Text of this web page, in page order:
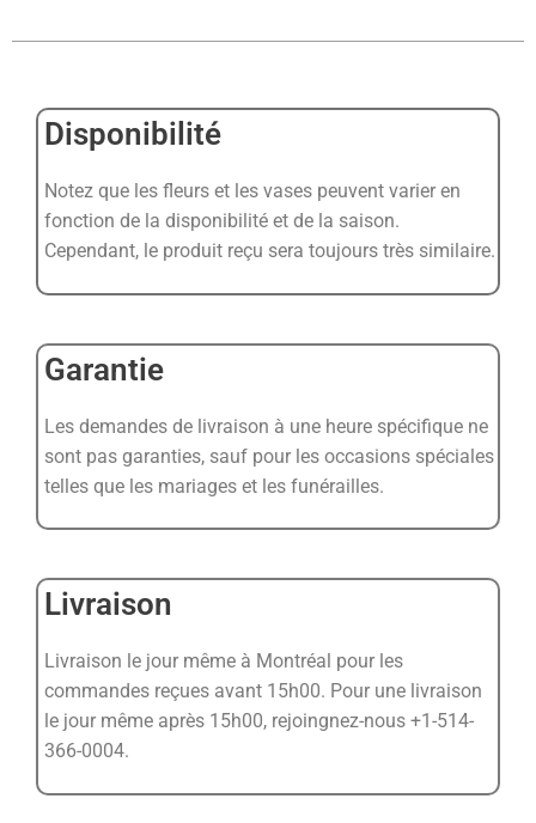
Disponibilité
Notez que les fleurs et les vases peuvent varier en
fonction de la disponibilité et de la saison.
Cependant, le produit reçu sera toujours très similaire.
Garantie
Les demandes de livraison à une heure spécifique ne
sont pas garanties, sauf pour les occasions spéciales
telles que les mariages et les funérailles.
Livraison
Livraison le jour même à Montréal pour les
commandes reçues avant 15h00. Pour une livraison
le jour même après 15h00, rejoingnez-nous +1-514-
366-0004.